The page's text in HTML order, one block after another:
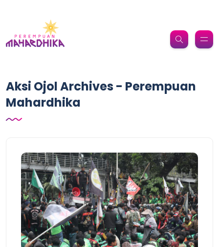
Aksi Ojol Archives - Perempuan
Mahardhika